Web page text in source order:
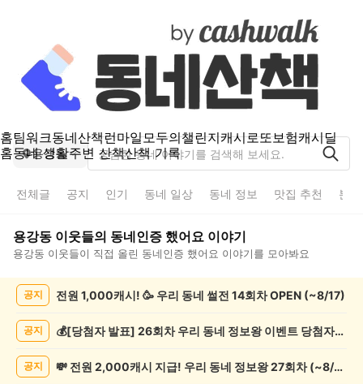
홈팀워크동네산책런마일모두의챌린지캐시로또보험캐시딜
홈동네 생활주변 산책산책 기록
용강동
전체글 공지 인기 동네 일상 동네 정보 맛집 추천 분
용강동 이웃들의 동네인증 했어요 이야기
용강동 이웃들이 직접 올린 동네인증 했어요 이야기를 모아봐요
공지 전원 1,000캐시! 🥳 우리 동네 썰전 14회차 OPEN (~8/17)
공지 💰[당첨자 발표] 26회차 우리 동네 정보왕 이벤트 당첨자를 발표합니다!
공지 💸 전원 2,000캐시 지급! 우리 동네 정보왕 27회차 (~8/10)